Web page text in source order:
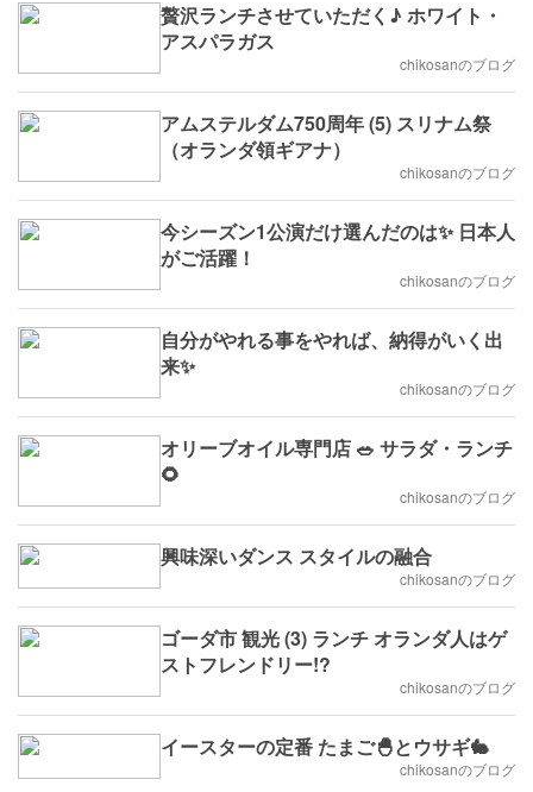
贅沢ランチさせていただく♪ ホワイト・
アスパラガス
chikosanのブログ
アムステルダム750周年 (5) スリナム祭
（オランダ領ギアナ）
chikosanのブログ
今シーズン1公演だけ選んだのは✨ 日本人
がご活躍！
chikosanのブログ
自分がやれる事をやれば、納得がいく出
来✨
chikosanのブログ
オリーブオイル専門店 🥗 サラダ・ランチ
🌻
chikosanのブログ
興味深いダンス スタイルの融合
chikosanのブログ
ゴーダ市 観光 (3) ランチ オランダ人はゲ
ストフレンドリー!?
chikosanのブログ
イースターの定番 たまご🐣とウサギ🐇
chikosanのブログ